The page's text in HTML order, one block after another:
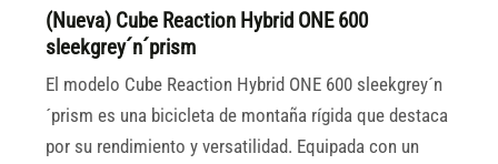
(Nueva) Cube Reaction Hybrid ONE 600
sleekgrey´n´prism
El modelo Cube Reaction Hybrid ONE 600 sleekgrey´n
´prism es una bicicleta de montaña rígida que destaca
por su rendimiento y versatilidad. Equipada con un